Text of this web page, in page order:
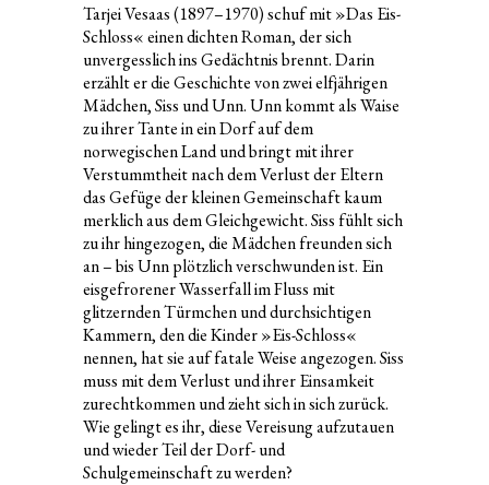
Tarjei Vesaas (1897–1970) schuf mit »Das Eis-
Schloss« einen dichten Roman, der sich
unvergesslich ins Gedächtnis brennt. Darin
erzählt er die Geschichte von zwei elfjährigen
Mädchen, Siss und Unn. Unn kommt als Waise
zu ihrer Tante in ein Dorf auf dem
norwegischen Land und bringt mit ihrer
Verstummtheit nach dem Verlust der Eltern
das Gefüge der kleinen Gemeinschaft kaum
merklich aus dem Gleichgewicht. Siss fühlt sich
zu ihr hingezogen, die Mädchen freunden sich
an – bis Unn plötzlich verschwunden ist. Ein
eisgefrorener Wasserfall im Fluss mit
glitzernden Türmchen und durchsichtigen
Kammern, den die Kinder »Eis-Schloss«
nennen, hat sie auf fatale Weise angezogen. Siss
muss mit dem Verlust und ihrer Einsamkeit
zurechtkommen und zieht sich in sich zurück.
Wie gelingt es ihr, diese Vereisung aufzutauen
und wieder Teil der Dorf- und
Schulgemeinschaft zu werden?